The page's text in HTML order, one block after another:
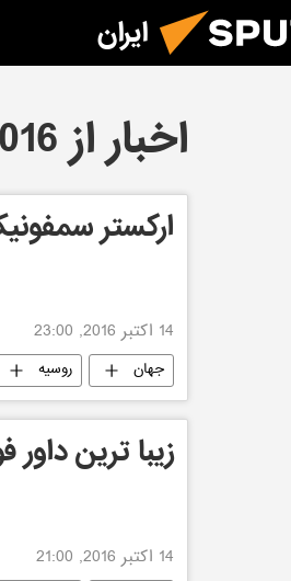
ایران
اخبار از 14.10.2016
ارکستر
14 اکتبر 2016, 23:00
جهان روسیه
زیبا ترین
14 اکتبر 2016, 21:00